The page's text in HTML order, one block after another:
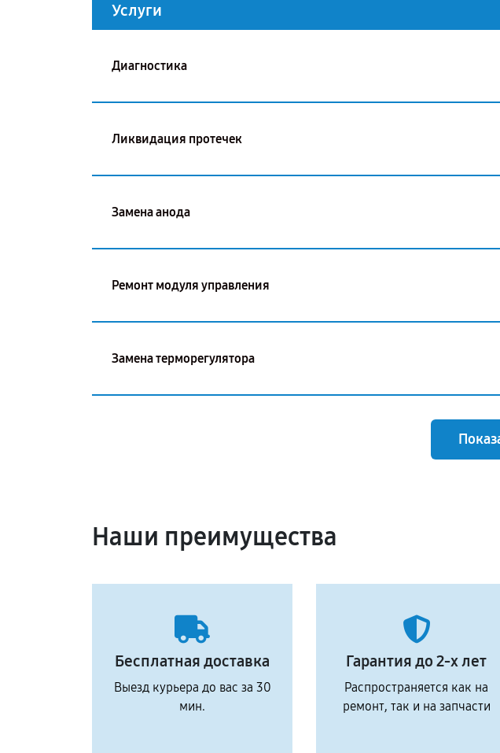
Услуги
Диагностика
Ликвидация протечек
Замена анода
Ремонт модуля управления
Замена терморегулятора
Наши преимущества
Бесплатная доставка
Выезд курьера до вас за 30
мин.
Гарантия до 2-х лет
Распространяется как на
ремонт, так и на запчасти